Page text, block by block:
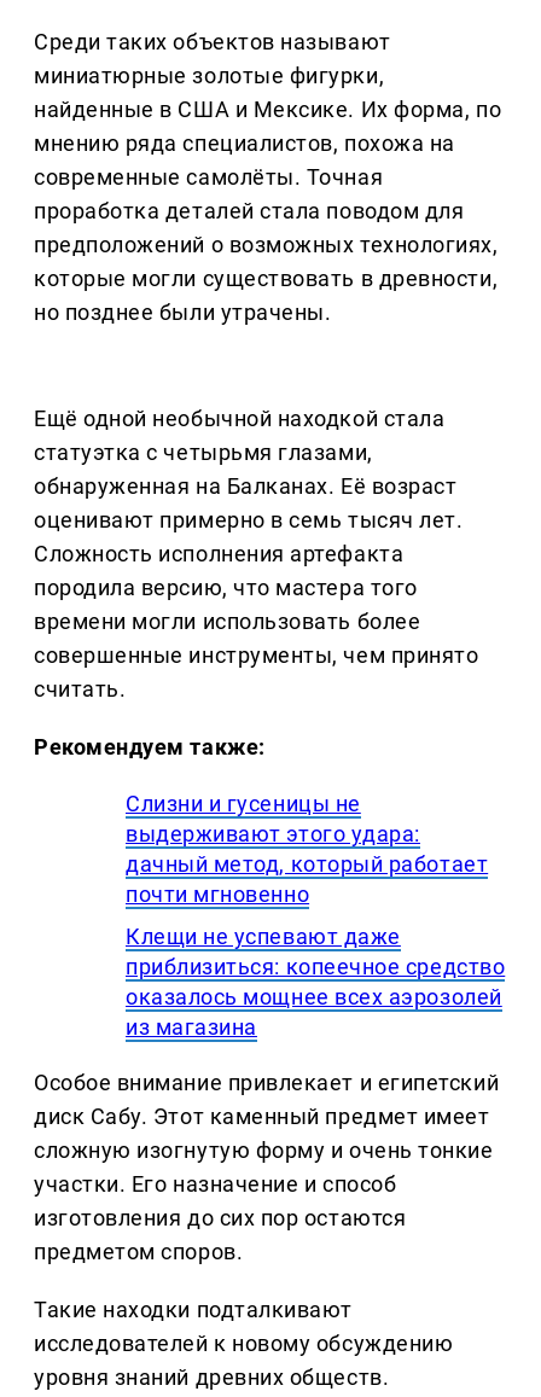
Среди таких объектов называют
миниатюрные золотые фигурки,
найденные в США и Мексике. Их форма, по
мнению ряда специалистов, похожа на
современные самолёты. Точная
проработка деталей стала поводом для
предположений о возможных технологиях,
которые могли существовать в древности,
но позднее были утрачены.
Ещё одной необычной находкой стала
статуэтка с четырьмя глазами,
обнаруженная на Балканах. Её возраст
оценивают примерно в семь тысяч лет.
Сложность исполнения артефакта
породила версию, что мастера того
времени могли использовать более
совершенные инструменты, чем принято
считать.
Рекомендуем также:
Слизни и гусеницы не
выдерживают этого удара:
дачный метод, который работает
почти мгновенно
Клещи не успевают даже
приблизиться: копеечное средство
оказалось мощнее всех аэрозолей
из магазина
Особое внимание привлекает и египетский
диск Сабу. Этот каменный предмет имеет
сложную изогнутую форму и очень тонкие
участки. Его назначение и способ
изготовления до сих пор остаются
предметом споров.
Такие находки подталкивают
исследователей к новому обсуждению
уровня знаний древних обществ.